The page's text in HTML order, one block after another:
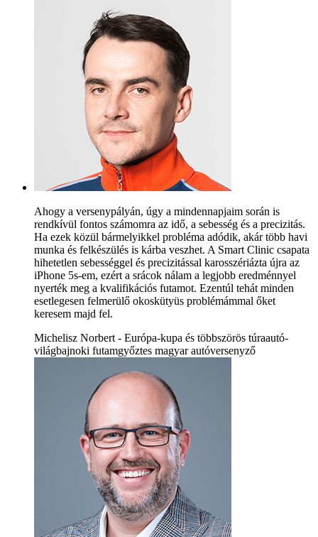
Ahogy a versenypályán, úgy a mindennapjaim során is
rendkívül fontos számomra az idő, a sebesség és a precizitás.
Ha ezek közül bármelyikkel probléma adódik, akár több havi
munka és felkészülés is kárba veszhet. A Smart Clinic csapata
hihetetlen sebességgel és precizitással karosszériázta újra az
iPhone 5s-em, ezért a srácok nálam a legjobb eredménnyel
nyerték meg a kvalifikációs futamot. Ezentúl tehát minden
esetlegesen felmerülő okoskütyüs problémámmal őket
keresem majd fel.
Michelisz Norbert - Európa-kupa és többszörös túraautó-
világbajnoki futamgyőztes magyar autóversenyző